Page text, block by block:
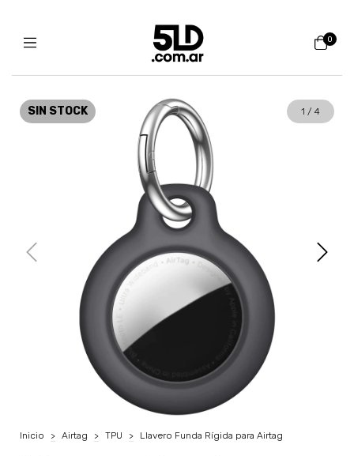
0
SIN STOCK 1 / 4
Inicio > Airtag > TPU > Llavero Funda Rígida para Airtag